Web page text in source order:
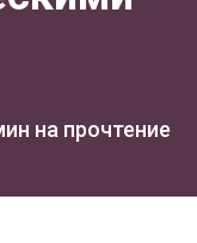
на прочтение